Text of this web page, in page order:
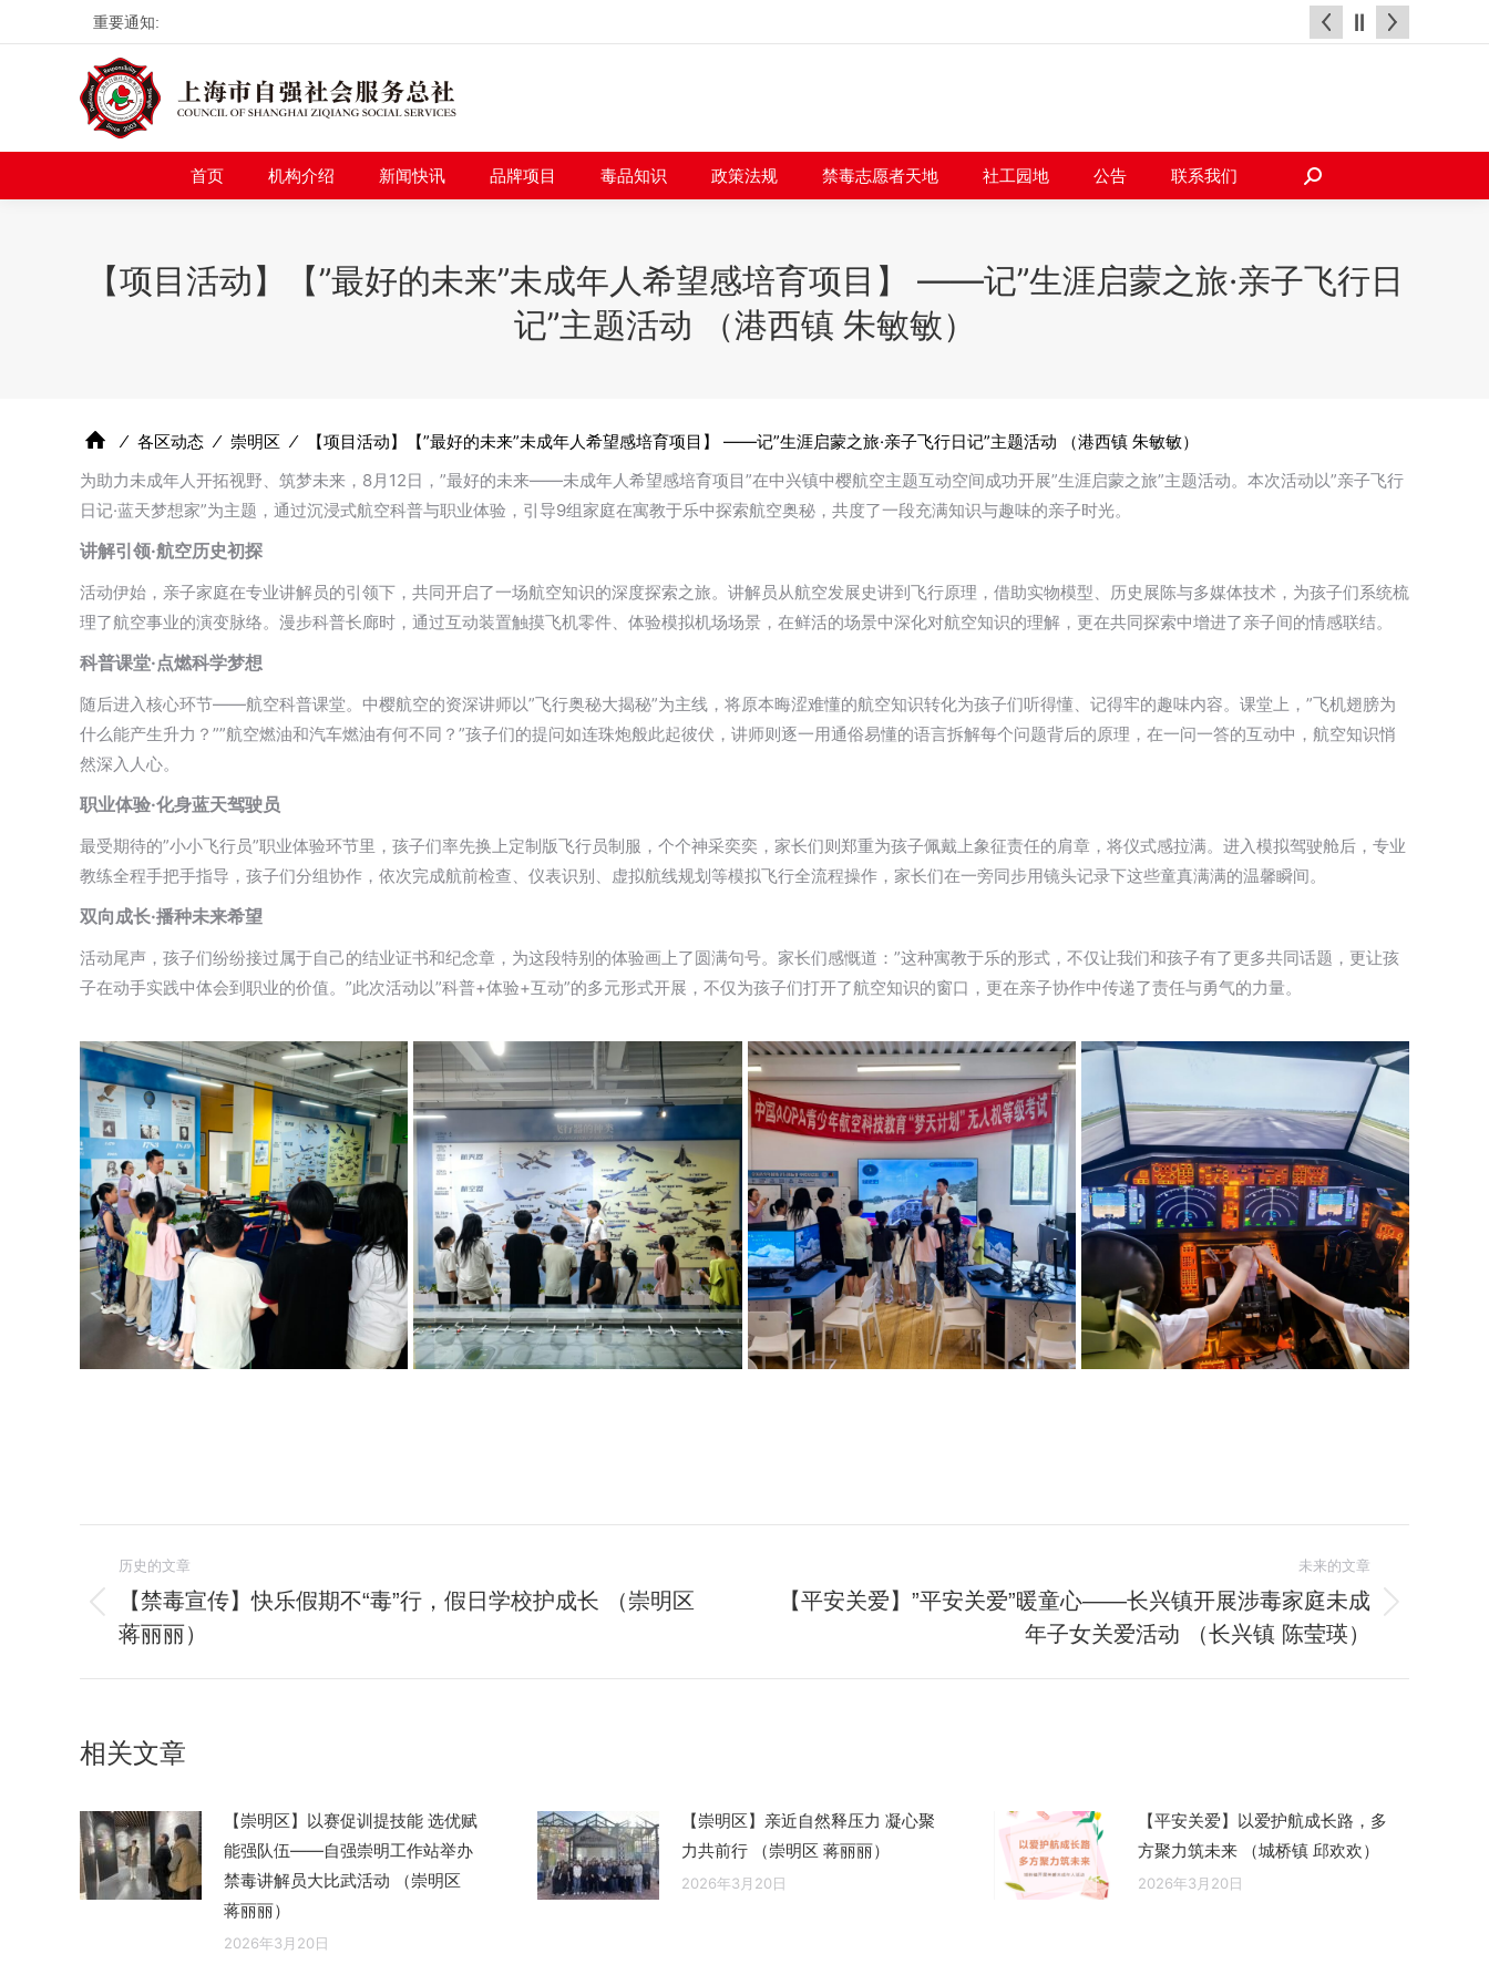
重要通知:
首页 机构介绍 新闻快讯 品牌项目 毒品知识 政策法规 禁毒志愿者天地 社工园地 公告 联系我们
搜
【项目活动】【”最好的未来”未成年人希望感培育项目】 ——记”生涯启蒙之旅·亲子飞行日
记”主题活动 （港西镇 朱敏敏）
⁄ 各区动态 ⁄ 崇明区 ⁄
【项目活动】【”最好的未来”未成年人希望感培育项目】 ——记”生涯启蒙之旅·亲子飞行日记”主题活动 （港西镇 朱敏敏）
为助力未成年人开拓视野、筑梦未来，8月12日，”最好的未来——未成年人希望感培育项目”在中兴镇中樱航空主题互动空间成功开展”生涯启蒙之旅”主题活动。本次活动以”亲子飞行
日记·蓝天梦想家”为主题，通过沉浸式航空科普与职业体验，引导9组家庭在寓教于乐中探索航空奥秘，共度了一段充满知识与趣味的亲子时光。
讲解引领·航空历史初探
活动伊始，亲子家庭在专业讲解员的引领下，共同开启了一场航空知识的深度探索之旅。讲解员从航空发展史讲到飞行原理，借助实物模型、历史展陈与多媒体技术，为孩子们系统梳
理了航空事业的演变脉络。漫步科普长廊时，通过互动装置触摸飞机零件、体验模拟机场场景，在鲜活的场景中深化对航空知识的理解，更在共同探索中增进了亲子间的情感联结。
科普课堂·点燃科学梦想
随后进入核心环节——航空科普课堂。中樱航空的资深讲师以”飞行奥秘大揭秘”为主线，将原本晦涩难懂的航空知识转化为孩子们听得懂、记得牢的趣味内容。课堂上，”飞机翅膀为
什么能产生升力？””航空燃油和汽车燃油有何不同？”孩子们的提问如连珠炮般此起彼伏，讲师则逐一用通俗易懂的语言拆解每个问题背后的原理，在一问一答的互动中，航空知识悄
然深入人心。
职业体验·化身蓝天驾驶员
最受期待的”小小飞行员”职业体验环节里，孩子们率先换上定制版飞行员制服，个个神采奕奕，家长们则郑重为孩子佩戴上象征责任的肩章，将仪式感拉满。进入模拟驾驶舱后，专业
教练全程手把手指导，孩子们分组协作，依次完成航前检查、仪表识别、虚拟航线规划等模拟飞行全流程操作，家长们在一旁同步用镜头记录下这些童真满满的温馨瞬间。
双向成长·播种未来希望
活动尾声，孩子们纷纷接过属于自己的结业证书和纪念章，为这段特别的体验画上了圆满句号。家长们感慨道：”这种寓教于乐的形式，不仅让我们和孩子有了更多共同话题，更让孩
子在动手实践中体会到职业的价值。”此次活动以”科普+体验+互动”的多元形式开展，不仅为孩子们打开了航空知识的窗口，更在亲子协作中传递了责任与勇气的力量。
章
航
历史的文章
历
史
的
章：
【禁毒宣传】快乐假期不“毒”行，假日学校护成长 （崇明区
蒋丽丽）
未来的文章
未
的
【平安关爱】”平安关爱”暖童心——长兴镇开展涉毒家庭未成
年子女关爱活动 （长兴镇 陈莹瑛）
相关文章
【崇明区】以赛促训提技能 选优赋
能强队伍——自强崇明工作站举办
禁毒讲解员大比武活动 （崇明区
蒋丽丽）
2026年3月20日
【崇明区】亲近自然释压力 凝心聚
力共前行 （崇明区 蒋丽丽）
2026年3月20日
【平安关爱】以爱护航成长路，多
方聚力筑未来 （城桥镇 邱欢欢）
2026年3月20日
首页 机构介绍 新闻快讯 品牌项目 毒品知识 政策法规 禁毒志愿者天地 社工园地 公告 联系我们
搜